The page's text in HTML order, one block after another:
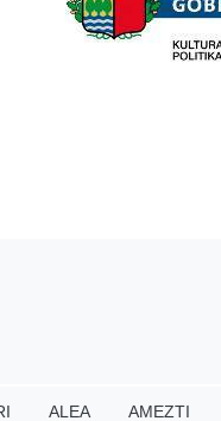
ALEA AMEZTI